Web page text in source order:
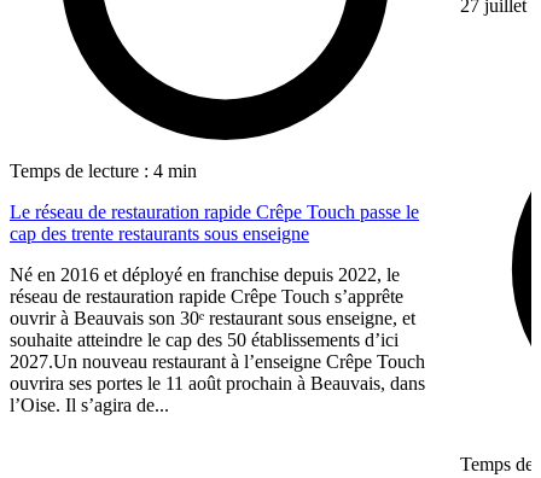
Temps de lecture : 4 min
Le réseau de restauration rapide Crêpe Touch passe le
cap des trente restaurants sous enseigne
Né en 2016 et déployé en franchise depuis 2022, le
réseau de restauration rapide Crêpe Touch s’apprête
ouvrir à Beauvais son 30ᵉ restaurant sous enseigne, et
souhaite atteindre le cap des 50 établissements d’ici
2027.Un nouveau restaurant à l’enseigne Crêpe Touch
ouvrira ses portes le 11 août prochain à Beauvais, dans
l’Oise. Il s’agira de...
27 juillet
Temps de